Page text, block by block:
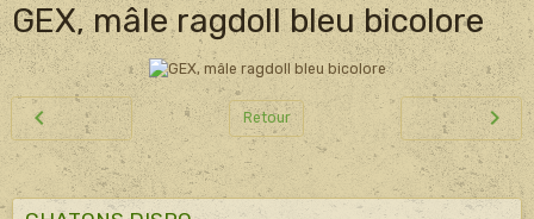
GEX, mâle ragdoll bleu bicolore
Retour